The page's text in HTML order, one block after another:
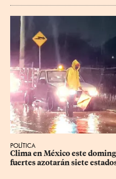
POLÍTICA
Clima en México este
fuertes azotarán siete